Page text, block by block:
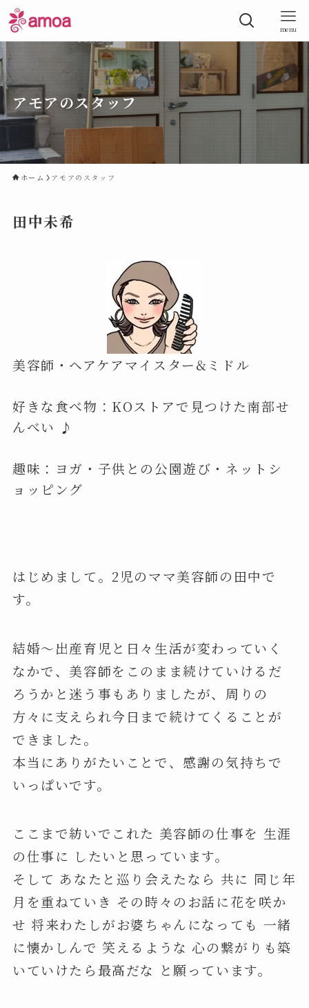
menu
アモアのスタッフ
ホーム アモアのスタッフ
田中未希
美容師・ヘアケアマイスター&ミドル
好きな食べ物：KOストアで見つけた南部せ
んべい ♪
趣味：ヨガ・子供との公園遊び・ネットシ
ョッピング
はじめまして。2児のママ美容師の田中で
す。
結婚〜出産育児と日々生活が変わっていく
なかで、美容師をこのまま続けていけるだ
ろうかと迷う事もありましたが、周りの
方々に支えられ今日まで続けてくることが
できました。
本当にありがたいことで、感謝の気持ちで
いっぱいです。
ここまで紡いでこれた 美容師の仕事を 生涯
の仕事に したいと思っています。
そして あなたと巡り会えたなら 共に 同じ年
月を重ねていき その時々のお話に花を咲か
せ 将来わたしがお婆ちゃんになっても 一緒
に懐かしんで 笑えるような 心の繋がりも築
いていけたら最高だな と願っています。